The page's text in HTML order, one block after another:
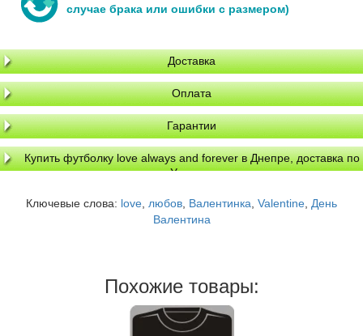
случае брака или ошибки с размером)
Доставка
Оплата
Гарантии
Купить футболку love always and forever в Днепре, доставка по
Украине
Ключевые слова: love любов Валентинка Valentine День
Валентина
Похожие товары: